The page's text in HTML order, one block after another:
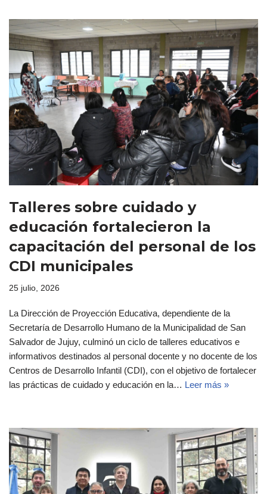
Talleres sobre cuidado y
educación fortalecieron la
capacitación del personal de los
CDI municipales
25 julio, 2026
La Dirección de Proyección Educativa, dependiente de la
Secretaría de Desarrollo Humano de la Municipalidad de San
Salvador de Jujuy, culminó un ciclo de talleres educativos e
informativos destinados al personal docente y no docente de los
Centros de Desarrollo Infantil (CDI), con el objetivo de fortalecer
las prácticas de cuidado y educación en la… Leer más »